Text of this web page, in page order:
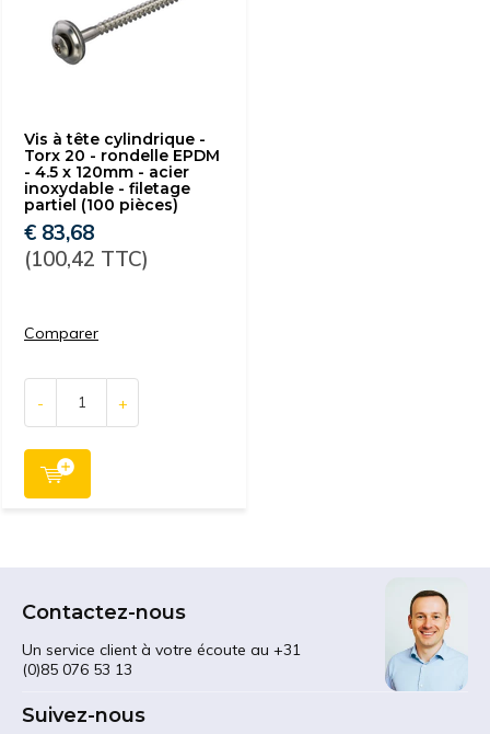
Vis à tête cylindrique -
Torx 20 - rondelle EPDM
- 4.5 x 120mm - acier
inoxydable - filetage
partiel (100 pièces)
€ 83,68
(100,42 TTC)
Comparer
- +
Contactez-nous
Un service client à votre écoute au +31
(0)85 076 53 13
Suivez-nous